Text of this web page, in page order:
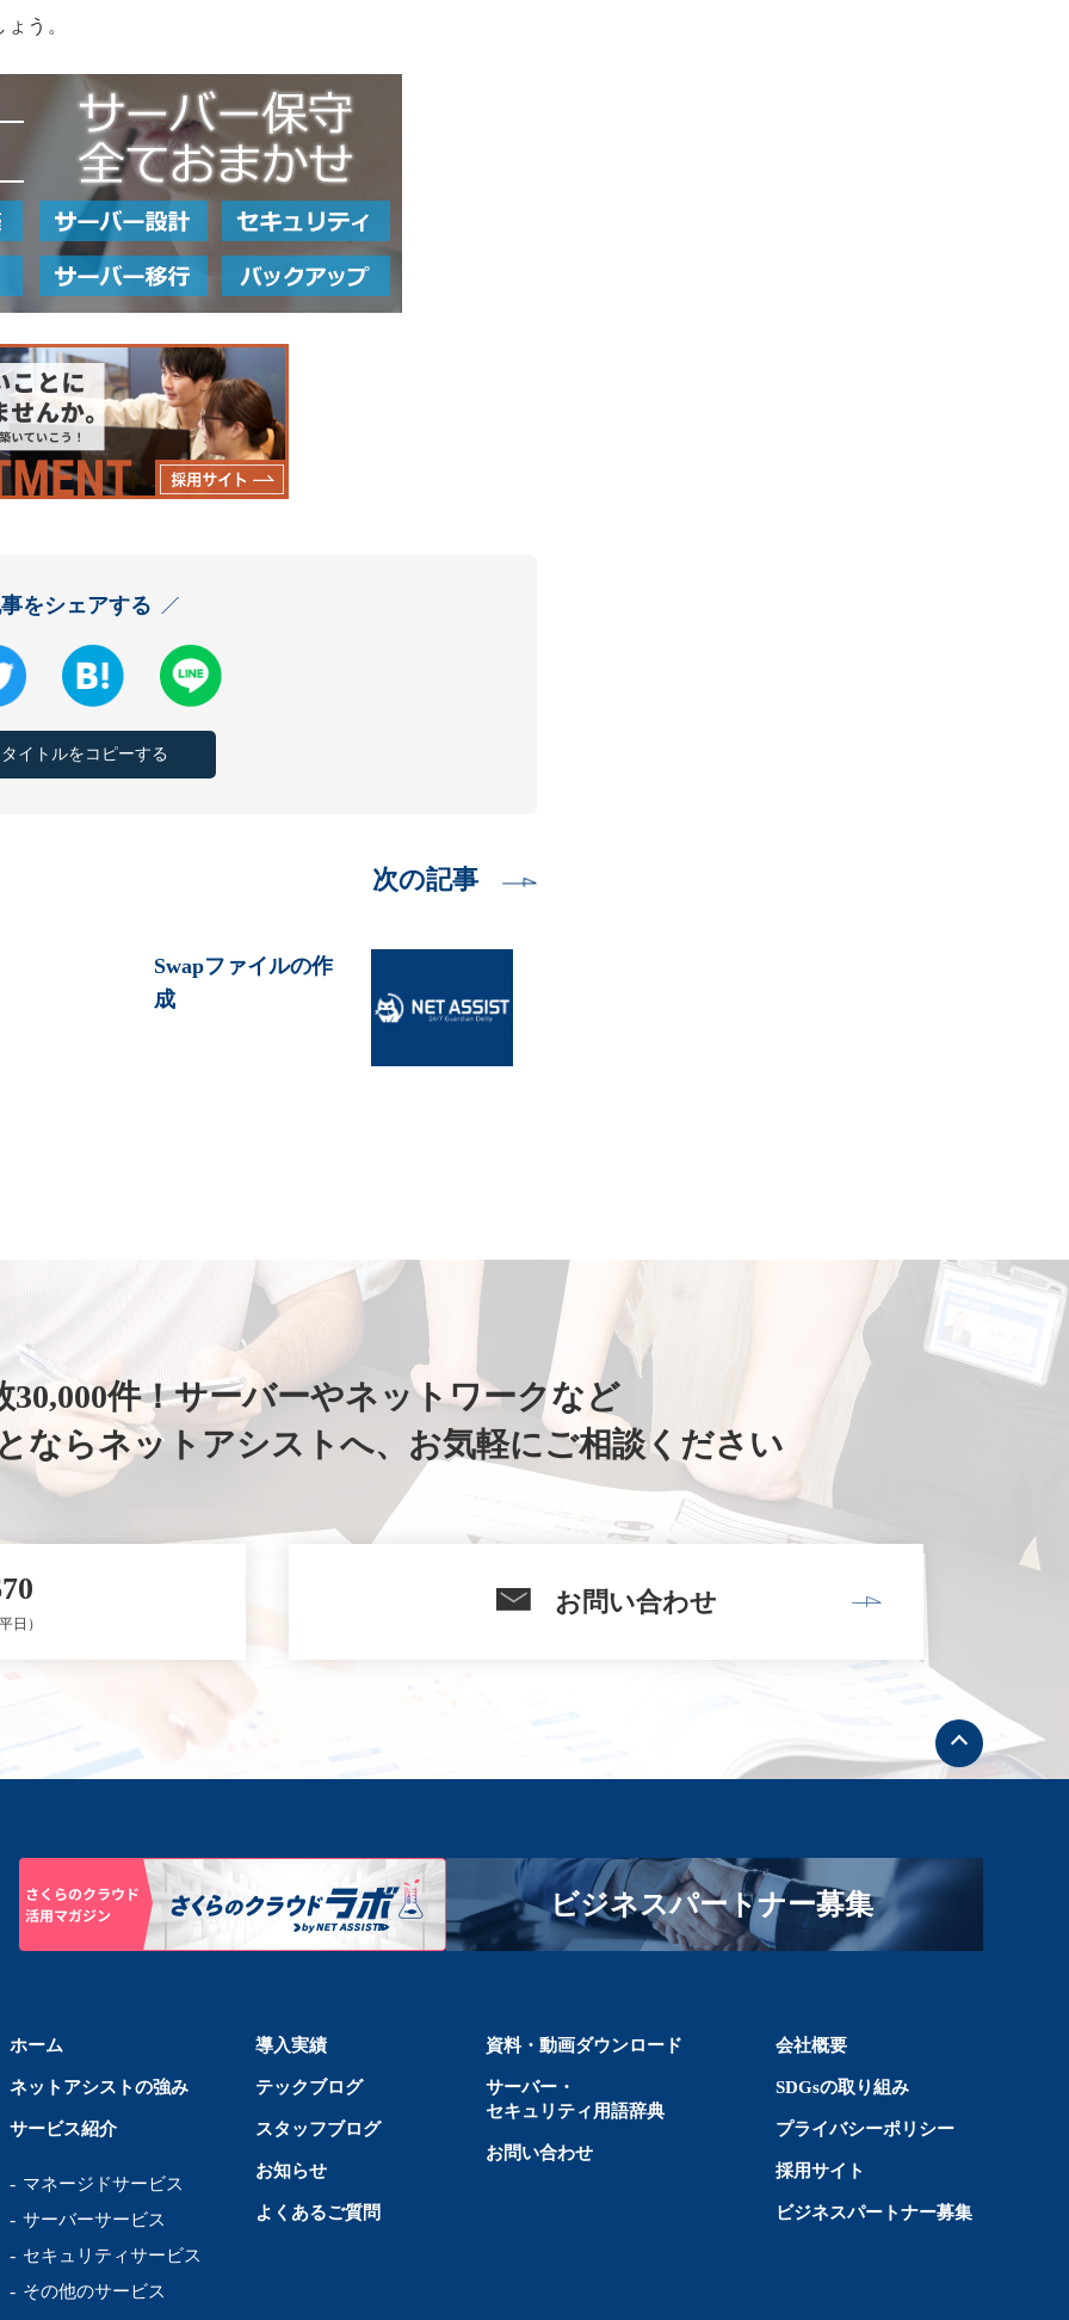
う。
をシェアする
イトルをコピーする
次の記事
Swapファイルの作
成
30,000件！サーバーやネットワークなど
ならネットアシストへ、 お気軽にご相談ください
日）
お問い合わせ
ト
ッ
プ
へ
ホーム
ネットアシストの強み
サービス紹介
マネージドサービス
サーバーサービス
セキュリティサービス
その他のサービス
導入実績
テックブログ
スタッフブログ
お知らせ
よくあるご質問
資料・動画ダウンロード
サーバー・
セキュリティ用語辞典
お問い合わせ
会社概要
SDGsの取り組み
プライバシーポリシー
採用サイト
ビジネスパートナー募集
ビジネスパートナー募集